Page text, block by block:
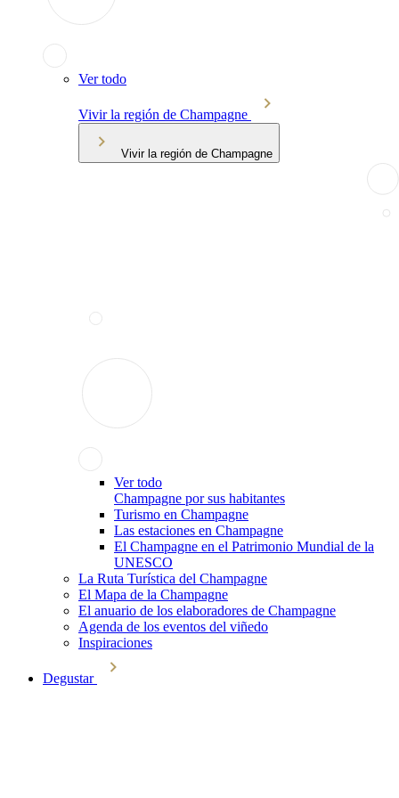
Ver todo
Vivir la región de Champagne
Vivir la región de Champagne
Ver todo
Champagne por sus habitantes
Turismo en Champagne
Las estaciones en Champagne
El Champagne en el Patrimonio Mundial de la
UNESCO
La Ruta Turística del Champagne
El Mapa de la Champagne
El anuario de los elaboradores de Champagne
Agenda de los eventos del viñedo
Inspiraciones
Degustar